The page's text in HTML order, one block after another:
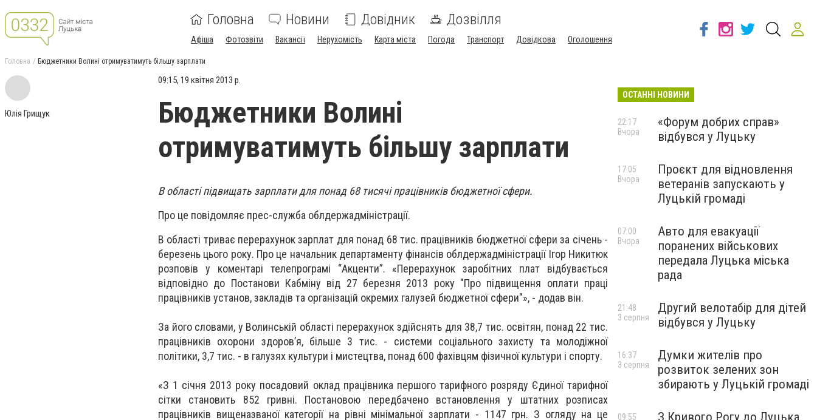
Головна Новини Довідник Дозвілля
Афіша Фотозвіти Вакансії Нерухомість Карта міста Погода Транспорт Довідкова Оголошення
Головна Бюджетники Волині отримуватимуть більшу зарплати
Юлія Грищук
09:15, 19 квітня 2013 р.
Бюджетники Волині
отримуватимуть більшу зарплати
В області підвищать зарплати для понад 68 тисячі працівників бюджетної сфери.
Про це повідомляє прес-служба облдержадміністрації.
В області триває перерахунок зарплат для понад 68 тис. працівників бюджетної сфери за січень -
березень цього року. Про це начальник департаменту фінансів облдержадміністрації Ігор Никитюк
розповів у коментарі телепрограмі “Акценти”. «Перерахунок заробітних плат відбувається
відповідно до Постанови Кабміну від 27 березня 2013 року "Про підвищення оплати праці
працівників установ, закладів та організацій окремих галузей бюджетної сфери"», - додав він.
За його словами, у Волинській області перерахунок здійснять для 38,7 тис. освітян, понад 22 тис.
працівників охорони здоров’я, більше 3 тис. - системи соціального захисту та молодіжної
політики, 3,7 тис. - в галузях культури і мистецтва, понад 600 фахівцям фізичної культури і спорту.
«З 1 січня 2013 року посадовий оклад працівника першого тарифного розряду Єдиної тарифної
сітки становить 852 гривні. Постановою передбачено встановлення у штатних розписах
працівників вищеназваної категорії на рівні мінімальної зарплати - 1147 грн. З огляду на це
ОСТАННІ НОВИНИ
«Форум добрих справ»
відбувся у Луцьку
22:17
Вчора
Проєкт для відновлення
ветеранів запускають у
Луцькій громаді
17:05
Вчора
Авто для евакуації
поранених військових
передала Луцька міська
рада
07:00
Вчора
Другий велотабір для дітей
відбувся у Луцьку
21:48
3 серпня
Думки жителів про
розвиток зелених зон
збирають у Луцькій громаді
16:37
3 серпня
З Кривого Рогу до Луцька
09:55